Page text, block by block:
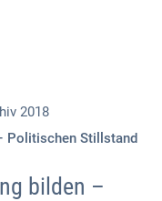
2018
Politischen Stillstand
bilden –